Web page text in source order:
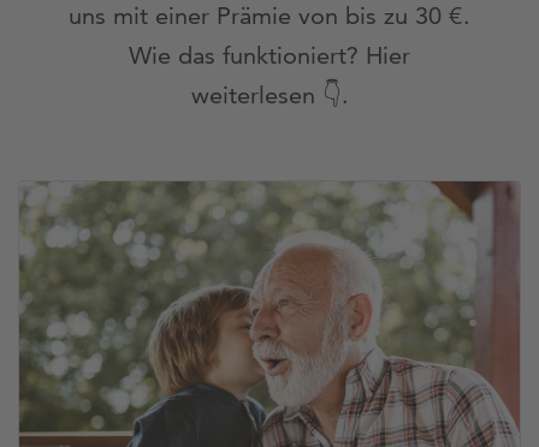
uns mit einer Prämie von bis zu 30 €.
Wie das funktioniert? Hier
weiterlesen 👇.